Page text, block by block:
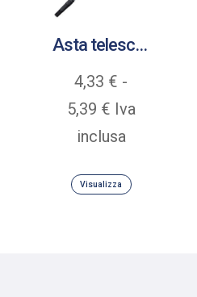
Asta telescopica in acciaio verniciato a polvere
4,33 € -
5,39 €Fascia
di
da
Iva
inclusa
Visualizza